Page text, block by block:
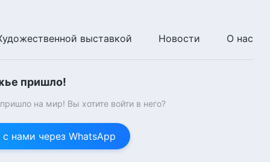
выставкой Новости О нас
пришло!
на мир! Вы хотите войти в него?
нами через WhatsApp